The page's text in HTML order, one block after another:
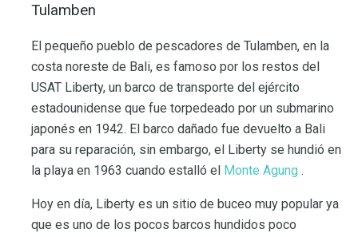
Tulamben
El pequeño pueblo de pescadores de Tulamben, en la
costa noreste de Bali, es famoso por los restos del
USAT Liberty, un barco de transporte del ejército
estadounidense que fue torpedeado por un submarino
japonés en 1942. El barco dañado fue devuelto a Bali
para su reparación, sin embargo, el Liberty se hundió en
la playa en 1963 cuando estalló el
Monte Agung .
Hoy en día, Liberty es un sitio de buceo muy popular ya
que es uno de los pocos barcos hundidos poco